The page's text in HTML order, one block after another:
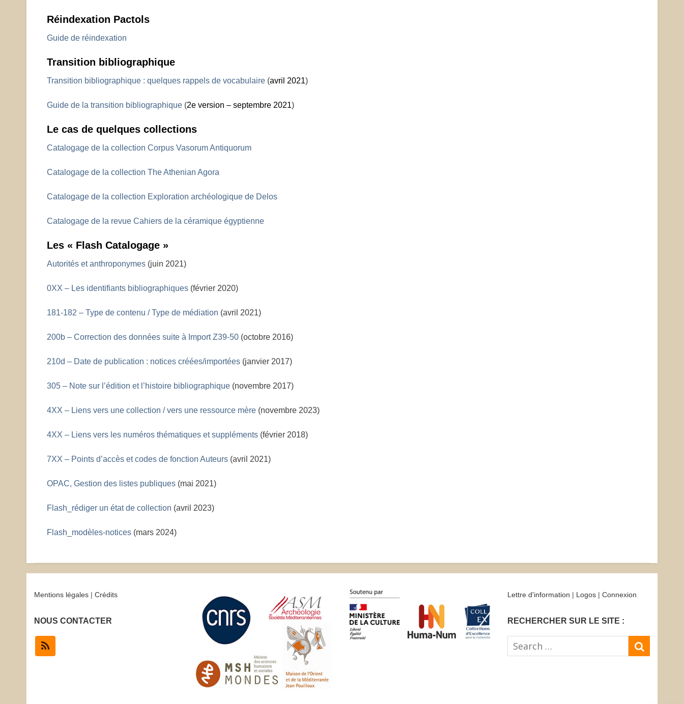
Réindexation Pactols
Guide de réindexation
Transition bibliographique
Transition bibliographique : quelques rappels de vocabulaire (avril 2021)
Guide de la transition bibliographique (2e version – septembre 2021)
Le cas de quelques collections
Catalogage de la collection Corpus Vasorum Antiquorum
Catalogage de la collection The Athenian Agora
Catalogage de la collection Exploration archéologique de Delos
Catalogage de la revue Cahiers de la céramique égyptienne
Les « Flash Catalogage »
Autorités et anthroponymes (juin 2021)
0XX – Les identifiants bibliographiques (février 2020)
181-182 – Type de contenu / Type de médiation (avril 2021)
200b – Correction des données suite à Import Z39-50 (octobre 2016)
210d – Date de publication : notices créées/importées (janvier 2017)
305 – Note sur l’édition et l’histoire bibliographique (novembre 2017)
4XX – Liens vers une collection / vers une ressource mère (novembre 2023)
4XX – Liens vers les numéros thématiques et suppléments (février 2018)
7XX – Points d’accès et codes de fonction Auteurs (avril 2021)
OPAC, Gestion des listes publiques (mai 2021)
Flash_rédiger un état de collection (avril 2023)
Flash_modèles-notices (mars 2024)
Mentions légales | Crédits
NOUS CONTACTER
Lettre d'information | Logos | Connexion
RECHERCHER SUR LE SITE :
Search